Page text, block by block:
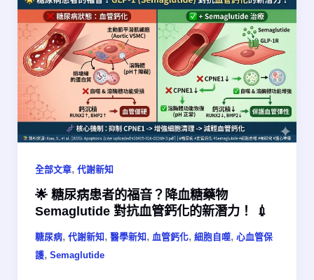
全部文章, 代謝新知
🌟 糖尿病患者的福音？降血糖藥物
Semaglutide 對抗血管鈣化的新潛力！ 💉
糖尿病, 代謝新知, 醫學新知, 血管鈣化, 細胞自噬, 心血管保
護, Semaglutide